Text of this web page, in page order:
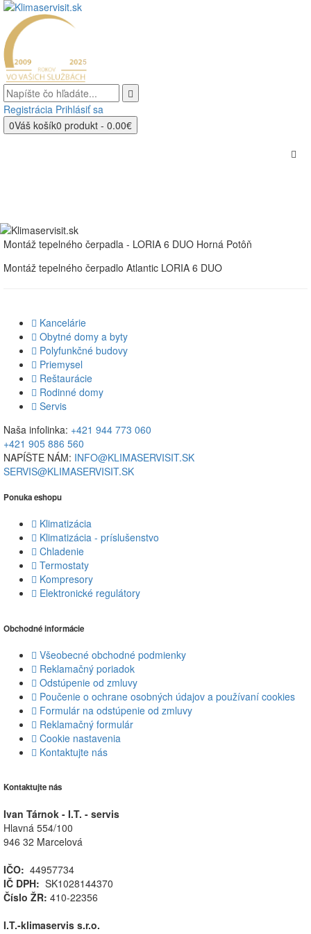
Registrácia Prihlásiť sa
0Váš košík0 produkt - 0.00€
Montáž tepelného čerpadla - LORIA 6 DUO Horná Potôň
Montáž tepelného čerpadlo Atlantic LORIA 6 DUO
Kancelárie
Obytné domy a byty
Polyfunkčné budovy
Priemysel
Reštaurácie
Rodinné domy
Servis
Naša infolinka: +421 944 773 060
+421 905 886 560
NAPÍŠTE NÁM: INFO@KLIMASERVISIT.SK
SERVIS@KLIMASERVISIT.SK
Ponuka eshopu
Klimatizácia
Klimatizácia - príslušenstvo
Chladenie
Termostaty
Kompresory
Elektronické regulátory
Obchodné informácie
Všeobecné obchodné podmienky
Reklamačný poriadok
Odstúpenie od zmluvy
Poučenie o ochrane osobných údajov a používaní cookies
Formulár na odstúpenie od zmluvy
Reklamačný formulár
Cookie nastavenia
Kontaktujte nás
Kontaktujte nás
Ivan Tárnok - I.T. - servis
Hlavná 554/100
946 32 Marcelová
IČO: 44957734
IČ DPH: SK1028144370
Číslo ŽR: 410-22356
I.T.-klimaservis s.r.o.